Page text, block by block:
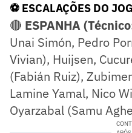
⚽ ESCALAÇÕES DO
🔴 ESPANHA
Unai Simón, Pedro
Vivian), Huijsen,
(Fabián Ruiz),
Lamine Yamal, Nico
Oyarzabal (Samu